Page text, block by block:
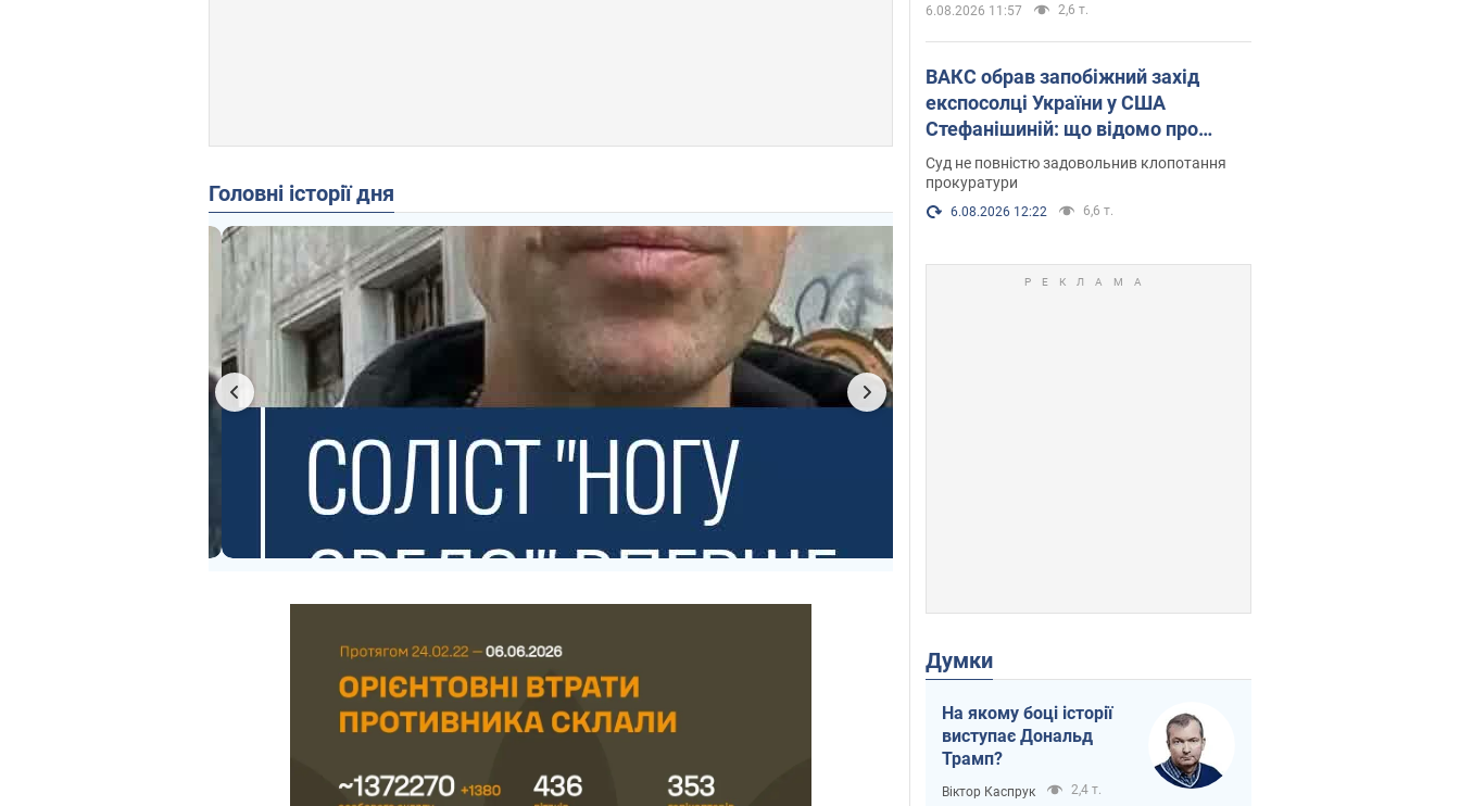
Головні історії дня
6.08.2026 11:57 2,6 т.
ВАКС обрав запобіжний захід
експосолці України у США
Стефанішиній: що відомо про
справу
Суд не повністю задовольнив клопотання
прокуратури
6.08.2026 12:22 6,6 т.
Думки
На якому боці історії
виступає Дональд
Трамп?
Віктор Каспрук 2,4 т.